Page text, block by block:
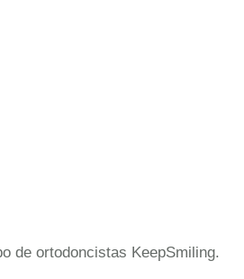
de ortodoncistas KeepSmiling.